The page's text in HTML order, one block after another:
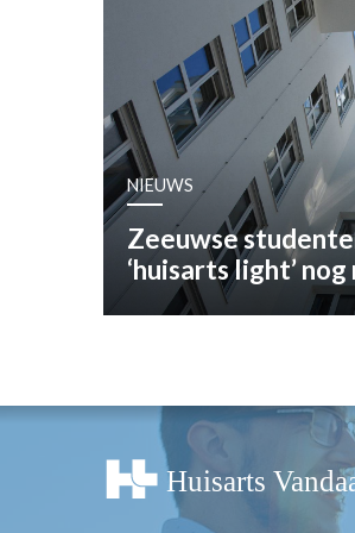
NIEUWS
Zeeuwse
‘huisarts light’